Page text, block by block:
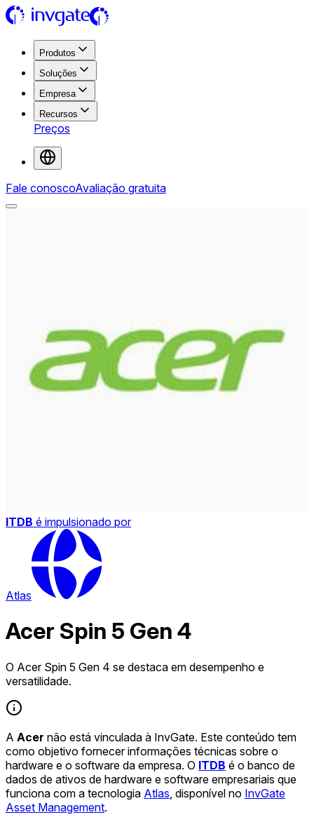
Produtos
Soluções
Empresa
Recursos
Preços
Fale conoscoAvaliação gratuita
ITDB é impulsionado por
Atlas
Acer Spin 5 Gen 4
O Acer Spin 5 Gen 4 se destaca em desempenho e
versatilidade.
A Acer não está vinculada à InvGate. Este conteúdo tem
como objetivo fornecer informações técnicas sobre o
hardware e o software da empresa. O ITDB é o banco de
dados de ativos de hardware e software empresariais que
funciona com a tecnologia Atlas , disponível no InvGate
Asset Management.